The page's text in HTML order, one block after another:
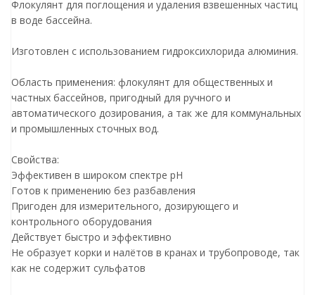
Флокулянт для поглощения и удаления взвешенных частиц
в воде бассейна.
Изготовлен с использованием гидроксихлорида алюминия.
Область применения: флокулянт для общественных и
частных бассейнов, пригодный для ручного и
автоматического дозирования, а так же для коммунальных
и промышленных сточных вод.
Свойства:
Эффективен в широком спектре рН
Готов к применению без разбавления
Пригоден для измерительного, дозирующего и
контрольного оборудования
Действует быстро и эффективно
Не образует корки и налётов в кранах и трубопроводе, так
как не содержит сульфатов